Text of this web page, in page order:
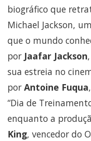
biográfico que
Michael Jackson,
que o mundo
por Jaafar Jackson
sua estreia no
por Antoine Fuqua
“Dia de
enquanto a
King, vencedor do